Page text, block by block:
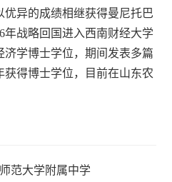
异的成绩相继获得曼尼托巴
年战略回国进入西南财经大学
学博士学位，期间发表多篇
获得博士学位，目前在山东农
范大学附属中学